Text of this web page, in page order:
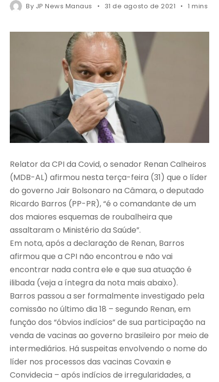
By JP News Manaus 31 de agosto de 2021 1 mins
Relator da CPI da Covid, o senador Renan Calheiros
(MDB-AL) afirmou nesta terça-feira (31) que o líder
do governo Jair Bolsonaro na Câmara, o deputado
Ricardo Barros (PP-PR), “é o comandante de um
dos maiores esquemas de roubalheira que
assaltaram o Ministério da Saúde”.
Em nota, após a declaração de Renan, Barros
afirmou que a CPI não encontrou e não vai
encontrar nada contra ele e que sua atuação é
ilibada (veja a íntegra da nota mais abaixo).
Barros passou a ser formalmente investigado pela
comissão no último dia 18 – segundo Renan, em
função dos “óbvios indícios” de sua participação na
venda de vacinas ao governo brasileiro por meio de
intermediários. Há suspeitas envolvendo o nome do
líder nos processos das vacinas Covaxin e
Convidecia – após indícios de irregularidades, a